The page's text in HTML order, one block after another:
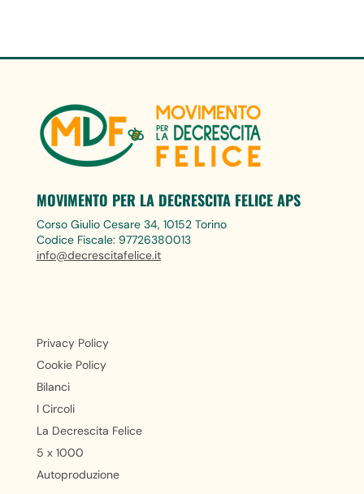
MOVIMENTO PER LA DECRESCITA FELICE APS
Corso Giulio Cesare 34, 10152 Torino
Codice Fiscale: 97726380013
info@decrescitafelice.it
Privacy Policy
Cookie Policy
Bilanci
I Circoli
La Decrescita Felice
5 x 1000
Autoproduzione